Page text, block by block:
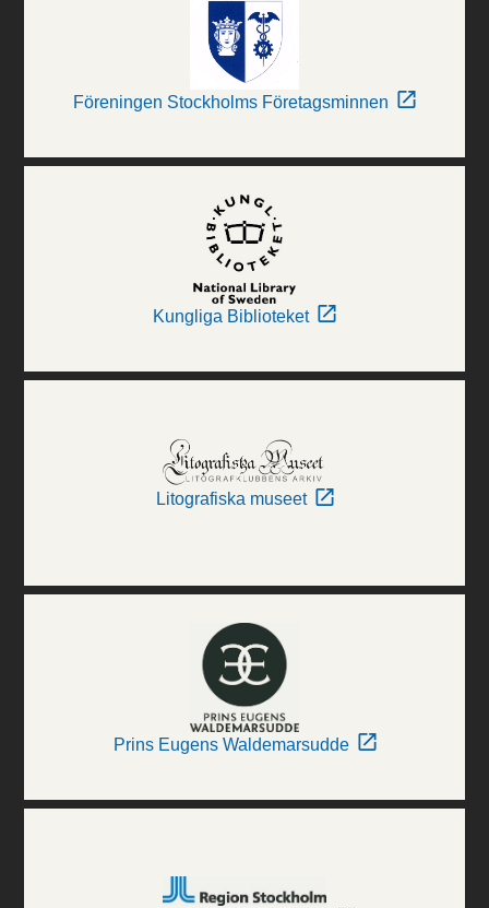
Föreningen Stockholms Företagsminnen
Kungliga Biblioteket
Litografiska museet
Prins Eugens Waldemarsudde